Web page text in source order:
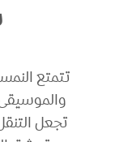
تتمتع
والموسيقى
تجعل